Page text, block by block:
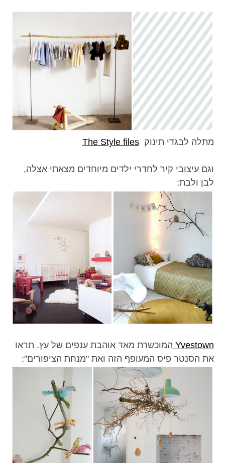
מתלה לבגדי תינוקThe Style files
וגם עיצובי קיר לחדרי ילדים מיוחדים מצאתי אצלה,
לבן ולבת:
Yvestown המוכשרת מאד אוהבת ענפים של עץ. תראו
את הסנטר פיס המעופף הזה ואת "מנחת הציפורים":